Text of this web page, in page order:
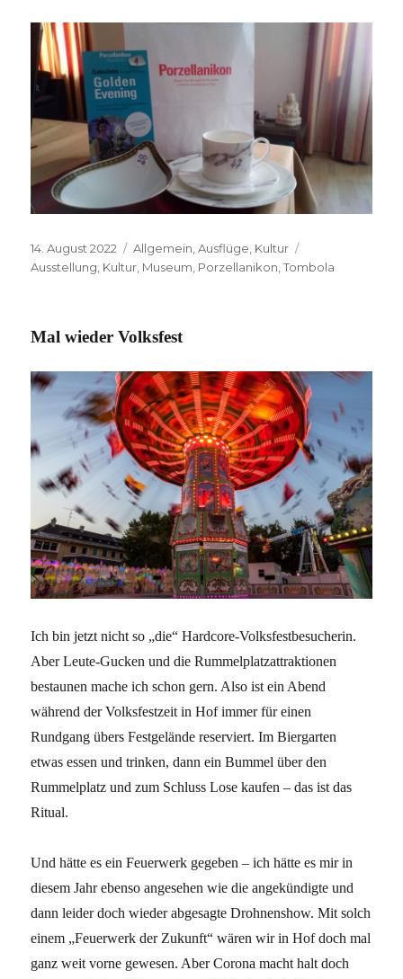
Veröffentlicht
am
14. August 2022 Kategorien
Allgemein ,Ausflüge Kultur
Ausstellung Kultur Museum Porzellanikon ,Tombola
Mal wieder Volksfest
Ich bin jetzt nicht so „die“ Hardcore-Volksfestbesucherin.
Aber Leute-Gucken und die Rummelplatzattraktionen
bestaunen mache ich schon gern. Also ist ein Abend
während der Volksfestzeit in Hof immer für einen
Rundgang übers Festgelände reserviert. Im Biergarten
etwas essen und trinken, dann ein Bummel über den
Rummelplatz und zum Schluss Lose kaufen – das ist das
Ritual.
Und hätte es ein Feuerwerk gegeben – ich hätte es mir in
diesem Jahr ebenso angesehen wie die angekündigte und
dann leider doch wieder abgesagte Drohnenshow. Mit solch
einem „Feuerwerk der Zukunft“ wären wir in Hof doch mal
ganz weit vorne gewesen. Aber Corona macht halt doch